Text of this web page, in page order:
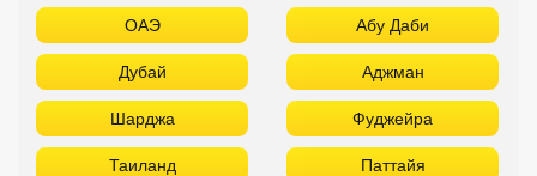
ОАЭ Абу Даби
Дубай Аджман
Шарджа Фуджейра
Таиланд Паттайя